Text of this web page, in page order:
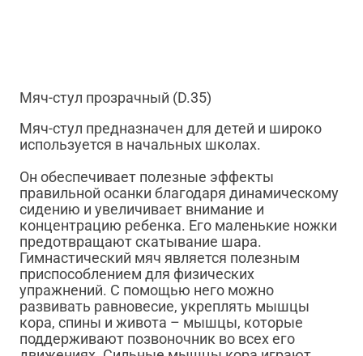
Мяч-стул прозрачный (D.35)
Мяч-стул предназначен для детей и широко
используется в начальных школах.
Он обеспечивает полезные эффекты
правильной осанки благодаря динамическому
сидению и увеличивает внимание и
концентрацию ребенка. Его маленькие ножки
предотвращают скатывание шара.
Гимнастический мяч является полезным
приспособлением для физических
упражнений. С помощью него можно
развивать равновесие, укреплять мышцы
кора, спины и живота – мышцы, которые
поддерживают позвоночник во всех его